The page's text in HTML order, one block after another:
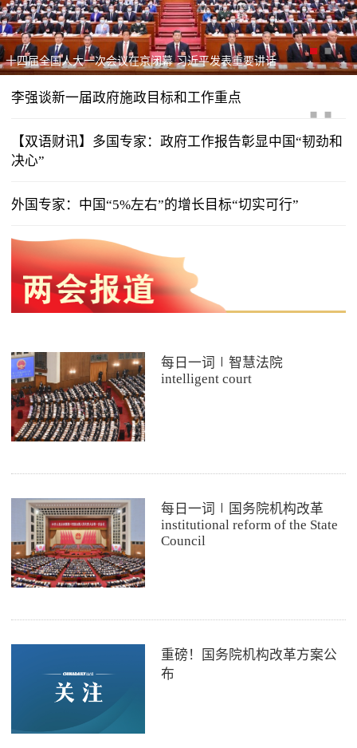
十四届全国人大一次会议在京闭幕 习近平发表重要讲话
李强谈新一届政府施政目标和工作重点
【双语财讯】多国专家：政府工作报告彰显中国“韧劲和
决心”
外国专家：中国“5%左右”的增长目标“切实可行”
每日一词∣智慧法院
intelligent court
每日一词∣国务院机构改革
institutional reform of the State
Council
重磅！国务院机构改革方案公
布